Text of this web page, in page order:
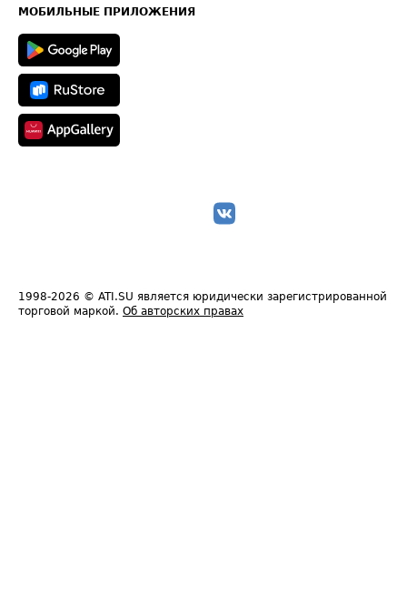
Техническая информация
МОБИЛЬНЫЕ ПРИЛОЖЕНИЯ
1998-2026 © ATI.SU является юридически зарегистрированной
торговой маркой. Об авторских правах